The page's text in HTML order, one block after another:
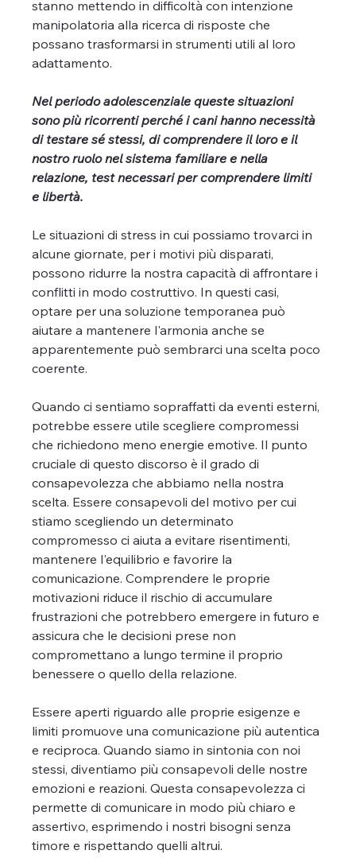
stanno mettendo in difficoltà con intenzione
manipolatoria alla ricerca di risposte che
possano trasformarsi in strumenti utili al loro
adattamento.
Nel periodo adolescenziale queste situazioni
sono più ricorrenti perché i cani hanno necessità
di testare sé stessi, di comprendere il loro e il
nostro ruolo nel sistema familiare e nella
relazione, test necessari per comprendere limiti
e libertà.
Le situazioni di stress in cui possiamo trovarci in
alcune giornate, per i motivi più disparati,
possono ridurre la nostra capacità di affrontare i
conflitti in modo costruttivo. In questi casi,
optare per una soluzione temporanea può
aiutare a mantenere l'armonia anche se
apparentemente può sembrarci una scelta poco
coerente.
Quando ci sentiamo sopraffatti da eventi esterni,
potrebbe essere utile scegliere compromessi
che richiedono meno energie emotive. Il punto
cruciale di questo discorso è il grado di
consapevolezza che abbiamo nella nostra
scelta. Essere consapevoli del motivo per cui
stiamo scegliendo un determinato
compromesso ci aiuta a evitare risentimenti,
mantenere l'equilibrio e favorire la
comunicazione. Comprendere le proprie
motivazioni riduce il rischio di accumulare
frustrazioni che potrebbero emergere in futuro e
assicura che le decisioni prese non
compromettano a lungo termine il proprio
benessere o quello della relazione.
Essere aperti riguardo alle proprie esigenze e
limiti promuove una comunicazione più autentica
e reciproca. Quando siamo in sintonia con noi
stessi, diventiamo più consapevoli delle nostre
emozioni e reazioni. Questa consapevolezza ci
permette di comunicare in modo più chiaro e
assertivo, esprimendo i nostri bisogni senza
timore e rispettando quelli altrui.